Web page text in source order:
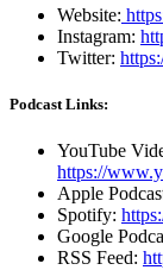
Website:
Instagram:
Twitter:
Podcast Links:
YouTube
https://
Apple
Spotify:
Google
RSS Feed: